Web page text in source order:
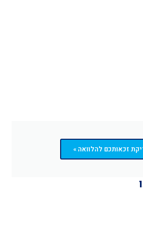
זכאותכם להלוואה »